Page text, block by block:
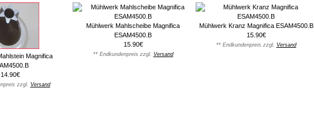
Magnifica
14.90€
zzgl. Versand
Mühlwerk Mahlscheibe Magnifica
ESAM4500.B
15.90€
** Endkundenpreis zzgl. Versand
Mühlwerk Kranz Magnifica ESAM4500.B
15.90€
** Endkundenpreis zzgl. Versand